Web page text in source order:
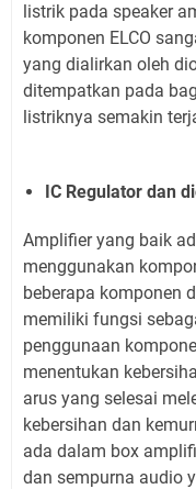
listrik pada speaker
komponen ELCO
yang dialirkan oleh
ditempatkan pada
listriknya semakin
IC Regulator dan
Amplifier yang baik
menggunakan
beberapa komponen
memiliki fungsi
penggunaan
menentukan
arus yang selesai
kebersihan dan
ada dalam box
dan sempurna audio